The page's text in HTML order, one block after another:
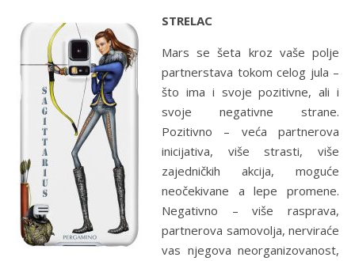
STRELAC
Mars se šeta kroz vaše polje
partnerstava tokom celog jula –
što ima i svoje pozitivne, ali i
svoje negativne strane.
Pozitivno – veća partnerova
inicijativa, više strasti, više
zajedničkih akcija, moguće
neočekivane a lepe promene.
Negativno – više rasprava,
partnerova samovolja, nerviraće
vas njegova neorganizovanost,